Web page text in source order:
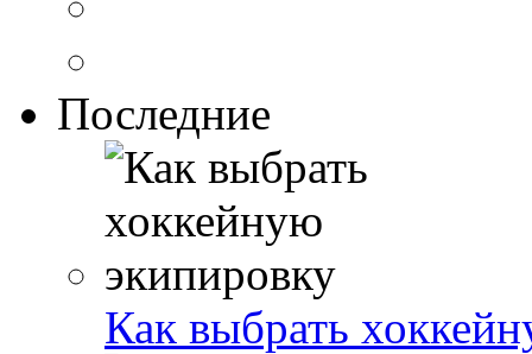
Последние
Как выбрать